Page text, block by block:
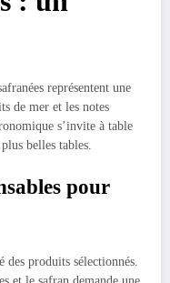
représentent une
de mer et les notes
s’invite à table
belles tables.
pour
des produits sélectionnés.